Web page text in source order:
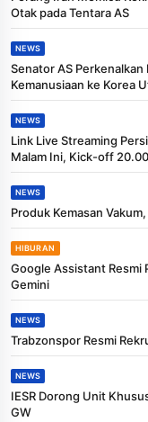
Otak pada Tentara AS
NEWS
Senator AS Perkenalkan
Kemanusiaan ke Korea
NEWS
Link Live Streaming
Malam Ini, Kick-off
NEWS
Produk Kemasan
HIBURAN
Google Assistant Resmi
Gemini
NEWS
Trabzonspor Resmi
NEWS
IESR Dorong Unit
GW